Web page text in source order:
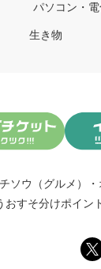
パソコン・
生き物
ソウ（グルメ） ・
おすそ分けポイン